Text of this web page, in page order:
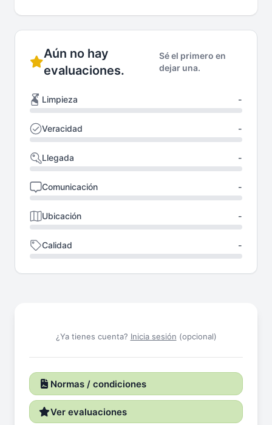
Aún no hay
evaluaciones.
Sé el primero en
dejar una.
Limpieza -
Veracidad -
Llegada -
Comunicación -
Ubicación -
Calidad -
¿Ya tienes cuenta? Inicia sesión (opcional)
Normas / condiciones
Ver evaluaciones